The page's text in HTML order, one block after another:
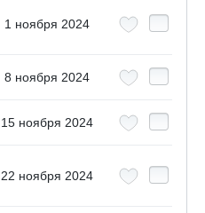
1 ноября 2024
8 ноября 2024
15 ноября 2024
22 ноября 2024